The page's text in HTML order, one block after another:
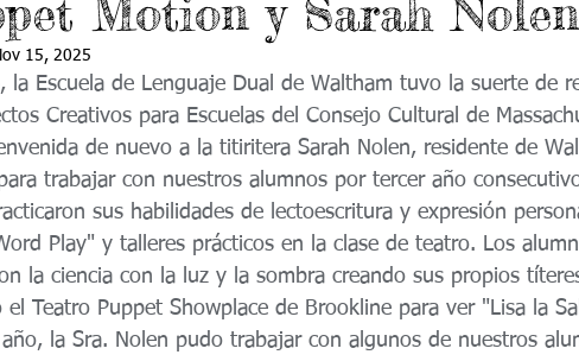
Motion y Sarah Nolen
15, 2025
la Escuela de Lenguaje Dual de Waltham tuvo la suerte de
Creativos para Escuelas del Consejo Cultural de
de nuevo a la titiritera Sarah Nolen, residente de
trabajar con nuestros alumnos por tercer año
sus habilidades de lectoescritura y expresión
Play" y talleres prácticos en la clase de teatro. Los
la ciencia con la luz y la sombra creando sus propios
el Teatro Puppet Showplace de Brookline para ver "Lisa la
la Sra. Nolen pudo trabajar con algunos de nuestros